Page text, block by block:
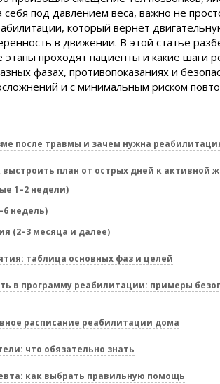
себя под давлением веса, важно не
который вернет
в движении. В этой статье
этапы проходят пациенты и какие шаги
фазах, противопоказаниях и
и с минимальным риском
после травмы и зачем нужна
план от острых дней к активной
1–2 недели)
недель)
(2–3 месяца и далее)
таблица основных фаз и целей
в программу реабилитации: примеры
расписание реабилитации дома
что обязательно знать
как выбрать правильную помощь